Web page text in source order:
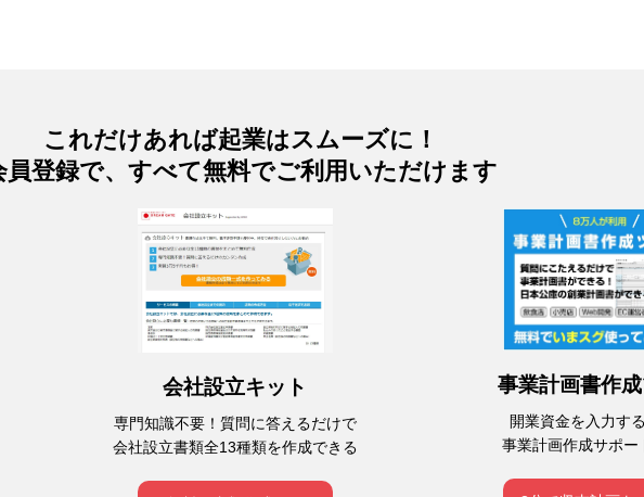
これだけあれば起業はスムーズに！
員登録で、すべて無料でご利用いただけます
会社設立キット
専門知識不要！質問に答えるだけで
会社設立書類全13種類を作成できる
事業計画書作
開業資金を入力す
事業計画作成サポー